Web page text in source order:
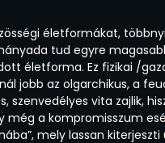
életformákat,
tud egyre
életforma. Ez fizikai /
jobb az olgarchikus, a
szenvedélyes vita zajlik,
a kompromisszum
mely lassan